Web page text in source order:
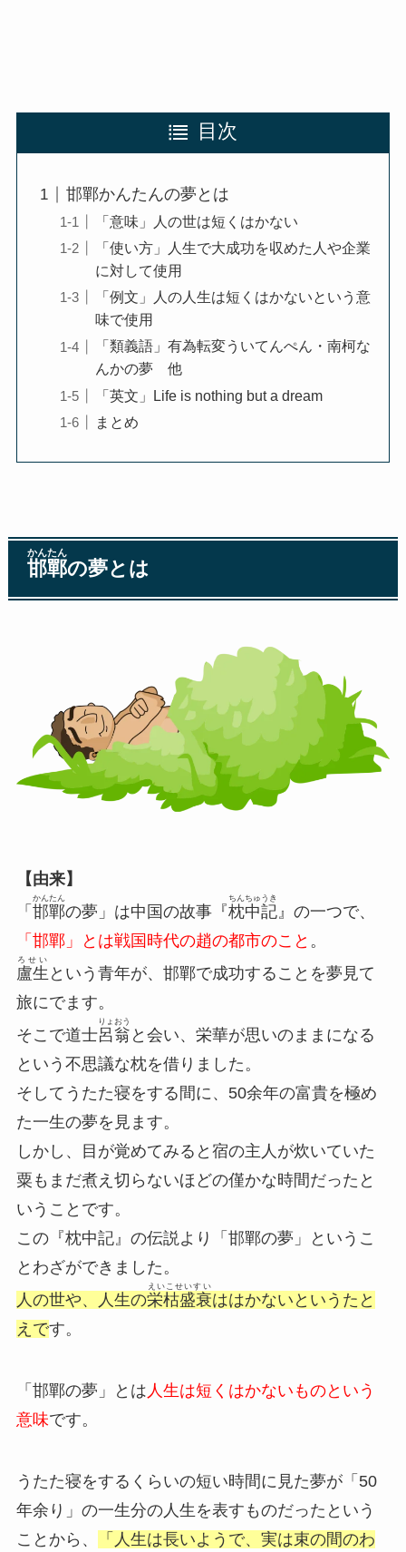
目次
邯鄲かんたんの夢とは
「意味」人の世は短くはかない
「使い方」人生で大成功を収めた人や企業
に対して使用
「例文」人の人生は短くはかないという意
味で使用
「類義語」有為転変ういてんぺん・南柯な
んかの夢 他
「英文」Life is nothing but a dream
まとめ
邯鄲
かんたん
の夢とは
【由来】
「 邯鄲
かんたん
の夢」は中国の故事『枕中記
ちんちゅうき
』の一つで、
「邯鄲」とは戦国時代の趙の都市のこと 。
盧生
ろせい
という青年が、邯鄲で成功することを夢見て
旅にでます。
そこで道士呂翁
りょおう
と会い、栄華が思いのままになる
という不思議な枕を借りました。
そしてうたた寝をする間に、50余年の富貴を極め
た一生の夢を見ます。
しかし、目が覚めてみると宿の主人が炊いていた
粟もまだ煮え切らないほどの僅かな時間だったと
いうことです。
この『枕中記』の伝説より「邯鄲の夢」というこ
とわざができました。
人の世や、人生の栄枯盛衰
えいこせいすい
ははかないというたと
えです。
「邯鄲の夢」とは 人生は短くはかないものという
意味です。
うたた寝をするくらいの短い時間に見た夢が「50
年余り」の一生分の人生を表すものだったという
ことから、
「人生は長いようで、実は束の間のわ